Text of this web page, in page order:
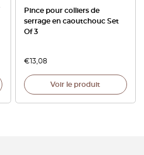
Pince pour colliers de
serrage en caoutchouc Set
Of 3
€13,08
Voir le produit